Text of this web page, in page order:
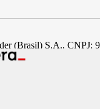
(Brasil) S.A., CNPJ: